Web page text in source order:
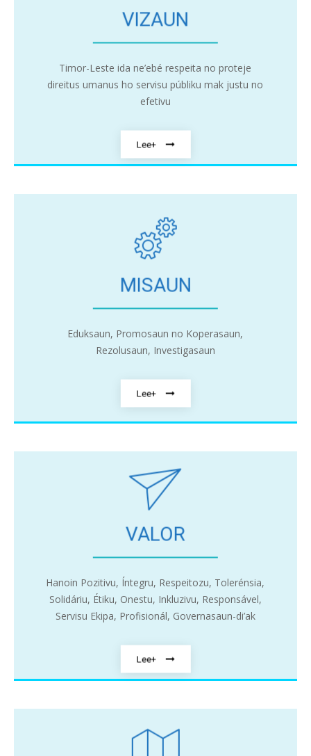
VIZAUN
Timor-Leste ida ne’ebé respeita no proteje
direitus umanus ho servisu públiku mak justu no
efetivu
Lee+
MISAUN
Eduksaun, Promosaun no Koperasaun,
Rezolusaun, Investigasaun
Lee+
VALOR
Hanoin Pozitivu, Íntegru, Respeitozu, Tolerénsia,
Solidáriu, Étiku, Onestu, Inkluzivu, Responsável,
Servisu Ekipa, Profisionál, Governasaun-di’ak
Lee+